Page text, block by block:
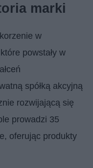
marki
w
powstały w
spółką akcyjną
rozwijającą się
prowadzi 35
oferując produkty